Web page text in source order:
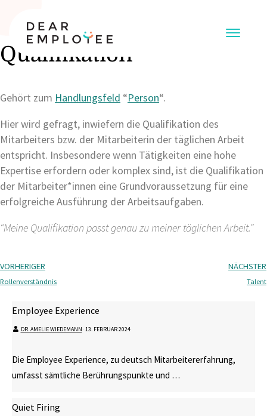
Qualifikation
Gehört zum Handlungsfeld “Person“.
Hier wird gefragt, inwiefern die Qualifikation des
Mitarbeiters bzw. der Mitarbeiterin der täglichen Arbeit
entspricht. Insbesondere wenn Tätigkeiten eine hohe
Expertise erfordern oder komplex sind, ist die Qualifikation
der Mitarbeiter*innen eine Grundvoraussetzung für eine
erfolgreiche Ausführung der Arbeitsaufgaben.
“Meine Qualifikation passt genau zu meiner täglichen Arbeit.”
VORHERIGER
Rollenverständnis
NÄCHSTER
Talent
Employee Experience
DR. AMELIE WIEDEMANN⋅ 13. FEBRUAR 2024
Die Employee Experience, zu deutsch Mitarbeitererfahrung,
umfasst sämtliche Berührungspunkte und …
Quiet Firing